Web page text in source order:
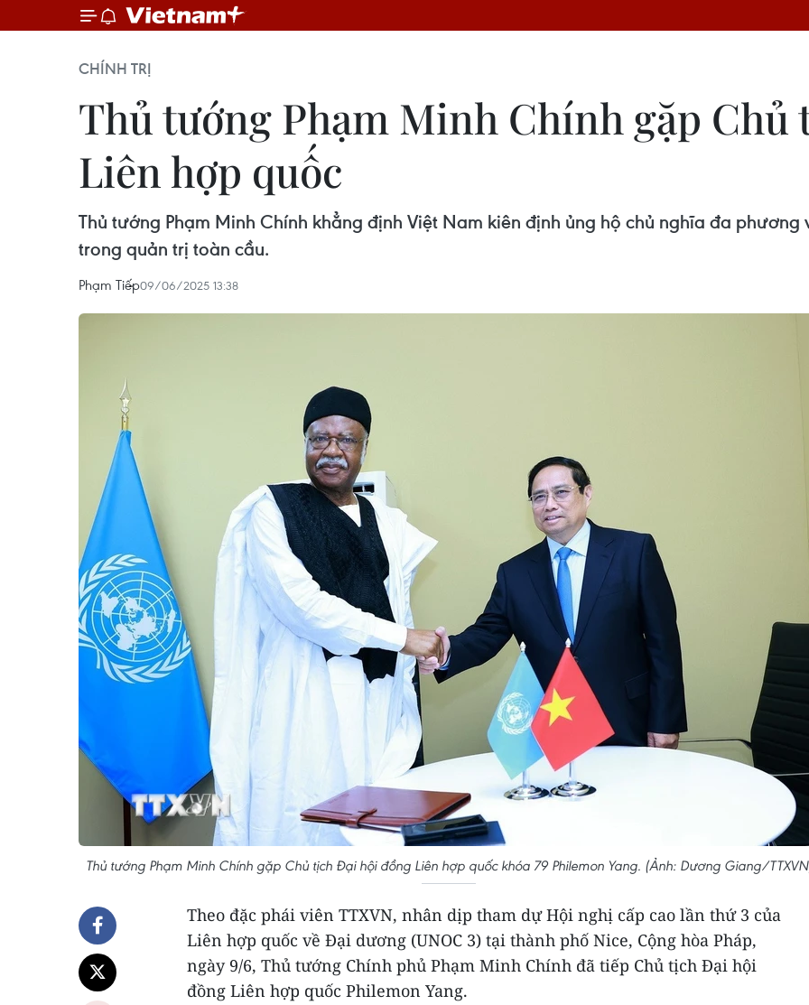
CHÍNH TRỊ
Thủ tướng Phạm Minh Chính gặp
Liên hợp quốc
Thủ tướng Phạm Minh Chính khẳng định Việt Nam kiên định ủng hộ chủ nghĩa đa
trong quản trị toàn cầu.
Phạm Tiếp09/06/2025 13:38
Thủ tướng Phạm Minh Chính gặp Chủ tịch Đại hội đồng Liên hợp quốc khóa 79 Philemon Yang. (Ảnh: Dương Giang/
Theo đặc phái viên TTXVN, nhân dịp tham dự Hội nghị cấp cao lần thứ 3 của
Liên hợp quốc về Đại dương (UNOC 3) tại thành phố Nice, Cộng hòa Pháp,
ngày 9/6, Thủ tướng Chính phủ Phạm Minh Chính đã tiếp Chủ tịch Đại hội
đồng Liên hợp quốc Philemon Yang.